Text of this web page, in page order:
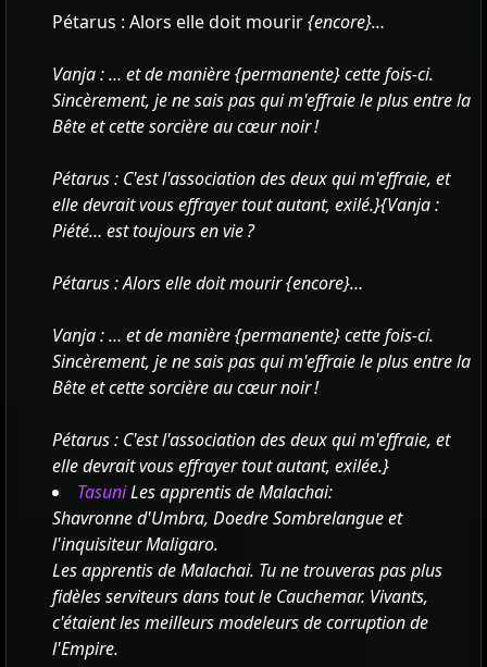
Pétarus : Alors elle doit mourir{encore}…
Vanja : … et de manière{permanente} cette fois-ci.
Sincèrement, je ne sais pas qui m'effraie le plus entre la
Bête et cette sorcière au cœur noir !
Pétarus : C'est l'association des deux qui m'effraie, et
elle devrait vous effrayer tout autant, exilé.}{Vanja :
Piété… est toujours en vie ?
Pétarus : Alors elle doit mourir{encore}…
Vanja : … et de manière{permanente} cette fois-ci.
Sincèrement, je ne sais pas qui m'effraie le plus entre la
Bête et cette sorcière au cœur noir !
Pétarus : C'est l'association des deux qui m'effraie, et
elle devrait vous effrayer tout autant, exilée.}
TasuniLes apprentis de Malachai:
Shavronne d'Umbra, Doedre Sombrelangue et
l'inquisiteur Maligaro.
Les apprentis de Malachai. Tu ne trouveras pas plus
fidèles serviteurs dans tout le Cauchemar. Vivants,
c'étaient les meilleurs modeleurs de corruption de
l'Empire.